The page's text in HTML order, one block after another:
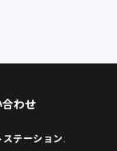
合わせ
テーション.